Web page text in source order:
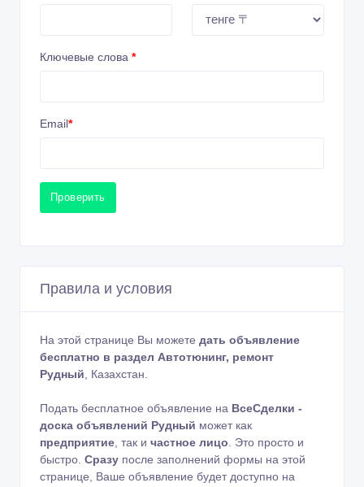
Ключевые слова *
Email*
Проверить
Правила и условия
На этой странице Вы можете дать объявление
бесплатно в раздел Автотюнинг, ремонт
Рудный , Казахстан.
Подать бесплатное объявление на ВсеСделки -
доска объявлений Рудный может как
предприятие , так и частное лицо . Это просто и
быстро. Сразу после заполнений формы на этой
странице, Ваше объявление будет доступно на